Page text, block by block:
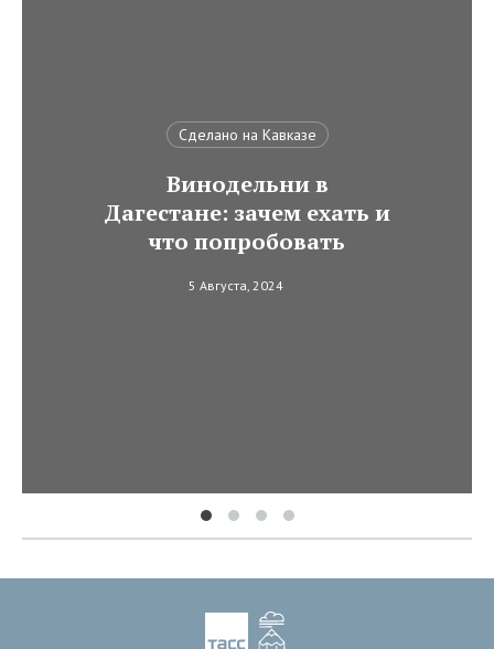
Сделано на Кавказе
Винодельни в
Дагестане: зачем ехать и
что попробовать
5 Августа, 2024